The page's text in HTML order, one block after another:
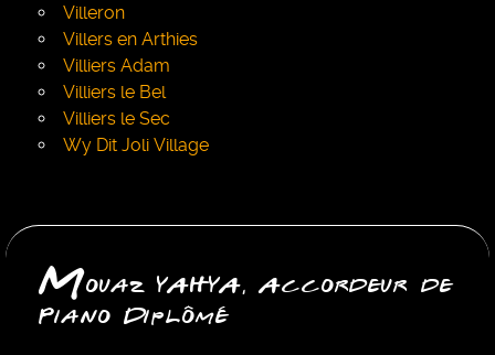
Villeron
Villers en Arthies
Villiers Adam
Villiers le Bel
Villiers le Sec
Wy Dit Joli Village
Mouaz YAHYA, Accordeur de
Piano Diplômé